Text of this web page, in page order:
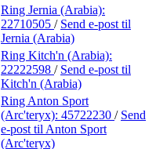
Ring Jernia (Arabia):
22710505 / Send e-post til
Jernia (Arabia)
Ring Kitch'n (Arabia):
22222598 / Send e-post til
Kitch'n (Arabia)
Ring Anton Sport
(Arc'teryx): 45722230 / Send
e-post til Anton Sport
(Arc'teryx)